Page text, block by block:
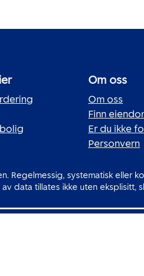
Om oss
Om oss
Finn
Er du ikke
Personvern
Regelmessig, systematisk eller
data tillates ikke uten eksplisitt,